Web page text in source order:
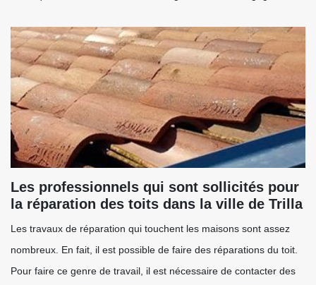
Les professionnels qui sont sollicités pour
la réparation des toits dans la ville de Trilla
Les travaux de réparation qui touchent les maisons sont assez
nombreux. En fait, il est possible de faire des réparations du toit.
Pour faire ce genre de travail, il est nécessaire de contacter des